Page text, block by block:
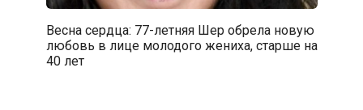
Весна сердца: 77-летняя Шер обрела новую
любовь в лице молодого жениха, старше на
40 лет